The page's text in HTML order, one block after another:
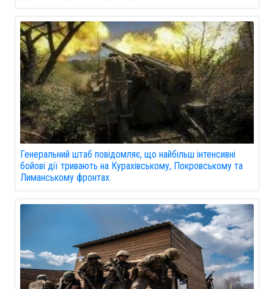
Генеральний штаб повідомляє, що найбільш інтенсивні
бойові дії тривають на Курахівському, Покровському та
Лиманському фронтах.